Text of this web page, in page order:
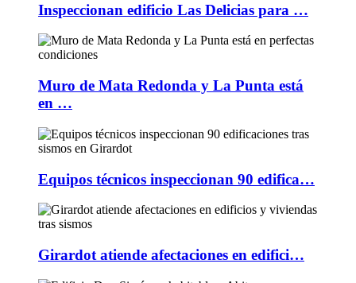
Inspeccionan edificio Las Delicias para …
Muro de Mata Redonda y La Punta está
en …
Equipos técnicos inspeccionan 90 edifica…
Girardot atiende afectaciones en edifici…